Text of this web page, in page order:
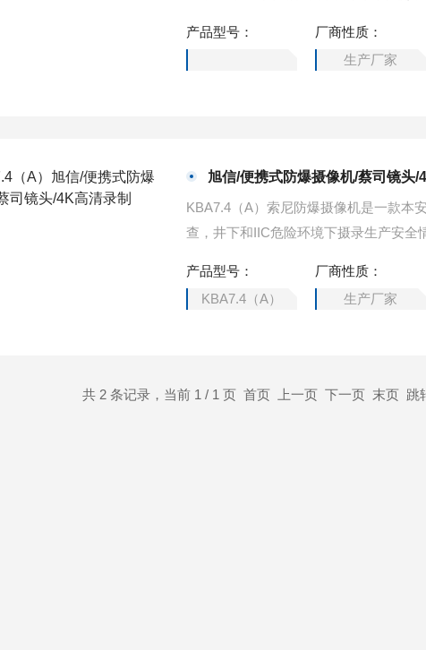
产品型号：
厂商性质：
生产厂家
旭信/便携式防爆摄像机/蔡司镜头/
KBA7.4（A）索尼防爆摄像机是一款本
查，井下和IIC危险环境下摄录生产安全
产品型号：
KBA7.4（A）
厂商性质：
生产厂家
共 2 条记录，当前 1 / 1 页 首页 上一页 下一页 末页 跳